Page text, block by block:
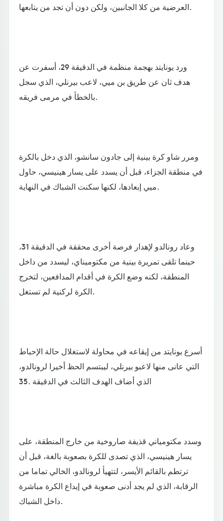
العرضية من كلا الجانبين، ولكن دون أن تجد من يتابعها.
ورد يونايتد بهجمة منظمة في الدقيقة 29، أسفرت عن
هدف ثان عن طريق بن ميي، لاعب بيرنلي، الذي سجل
بالخطأ في مرمى فريقه.
ومرر شاو كرة بينية إلى جادون سانشو، الذي دخل بالكرة
في منطقة الجزاء، قبل أن يسدد على يسار هينيسي، حاول
ميي إبعادها، لكنها سكنت الشباك في النهاية.
وعاد رونالدو لإهدار فرصة أخرى محققة في الدقيقة 31،
حينما تلقى تمريرة بينية من مكتوميناي، ليسدد من داخل
المنطقة، لكنه وضع الكرة في أقدام المدافعين، لتخرج
الكرة لركنية لم تستغل.
أسرع يونايتد من إيقاعه في محاولة لاستغلال حالة الإحباط
التي عانى منها لاعبو بيرنلي، ليبتسم الحظ أخيرا لرونالدو،
الذي أضاف الهدف الثالث في الدقيقة .35
وسدد مكتومياني قذيفة صاروخية من خارج المنطقة، على
يسار هينيسي، الذي تصدى للكرة بصعوبة بالغة، قبل أن
ترتطم بالقائم الأيسر، لتتهيأ لرونالدو، الخالي تماما من
الرقابة، الذي لم يجد أدنى صعوبة في إيداع الكرة مباشرة
داخل الشباك.